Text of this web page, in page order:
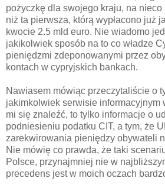
pożyczkę dla swojego kraju, na
niż ta pierwsza, którą wypłacono już
kwocie 2.5 mld euro. Nie wiadomo
jakikolwiek sposób na to co władze
pieniędzmi zdeponowanymi przez
kontach w cypryjskich bankach.
Nawiasem mówiąc przeczytaliście o
jakimkolwiek serwisie informacyjnym
mi się znaleźć, to tylko informacje o
podniesieniu podatku CIT, a tym, że
zarekwirowania pieniędzy obywateli
Nie mówię co prawda, że taki
Polsce, przynajmniej nie w
precedens jest w moich oczach